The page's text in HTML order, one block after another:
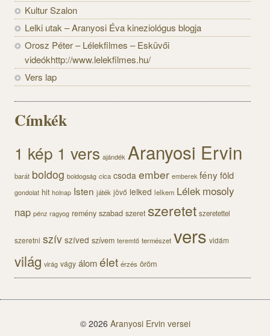
Kultur Szalon
Lelki utak – Aranyosi Éva kineziológus blogja
Orosz Péter – Lélekfilmes – Esküvői
videókhttp://www.lelekfilmes.hu/
Vers lap
Címkék
1 kép 1 vers ajándék Aranyosi Ervin
barát boldog boldogság cica csoda ember emberek fényföld
gondolat hit holnap Isten játék jövő lelked lelkem Lélek mosoly
nap pénz ragyog remény szabad szeret szeretet szeretettel
szeretni szív szíved szívem teremtő természet vers vidám
világ virág vágy álomélet érzés öröm
© 2026 Aranyosi Ervin versei